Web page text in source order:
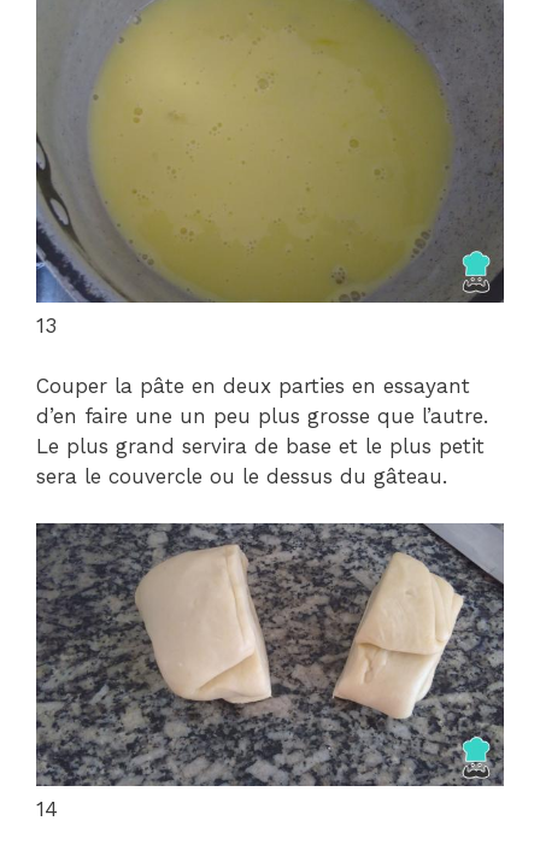
13
Couper la pâte en deux parties en essayant
d’en faire une un peu plus grosse que l’autre.
Le plus grand servira de base et le plus petit
sera le couvercle ou le dessus du gâteau.
14